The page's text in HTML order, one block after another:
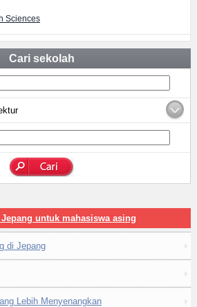
Sciences
Cari sekolah
untuk mahasiswa asing
di Jepang
Lebih Menyenangkan